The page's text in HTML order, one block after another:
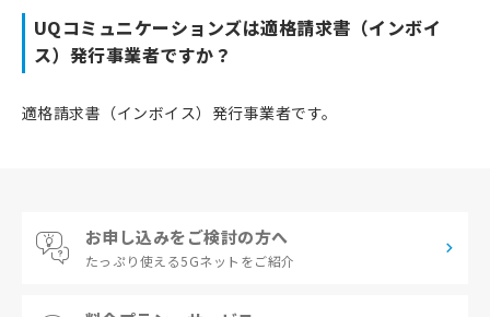
UQコミュニケーションズは適格請求書（インボイ
ス）発行事業者ですか？
適格請求書（インボイス）発行事業者です。
お申し込みをご検討の方へ
たっぷり使える5Gネットをご紹介